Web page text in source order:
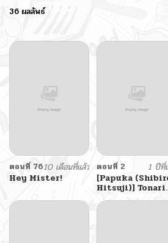
36 ผลลัพธ์
ตอนที่ 7610 เดือนที่แล้ว
Hey Mister!
ตอนที่ 2
1 ปีที่
[Papuka
Hitsuji)] Tonari
no Bed de
Netorareru